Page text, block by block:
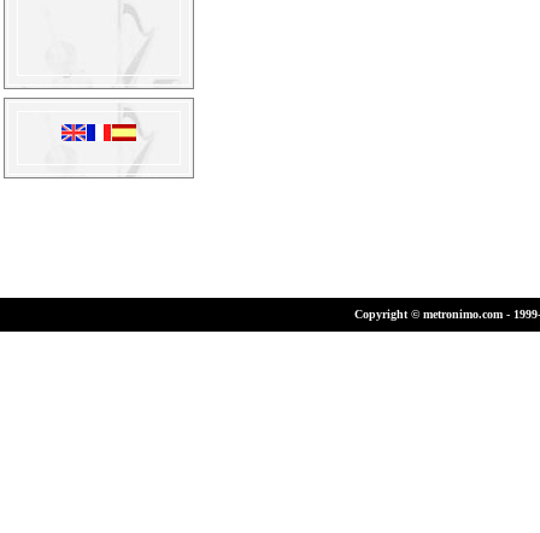
Copyright © metronimo.com -